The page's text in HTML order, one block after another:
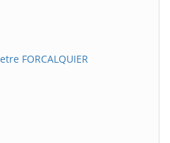
FORCALQUIER